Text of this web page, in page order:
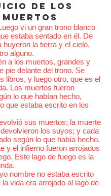
de los
muertos
vi un gran trono blanco
estaba sentado en él. De
huyeron la tierra y el cielo,
alguno.
a los muertos, grandes y
pie delante del trono. Se
libros, y luego otro, que es el
Los muertos fueron
lo que habían hecho,
que estaba escrito en los
sus muertos; la muerte
los suyos; y cada
según lo que había hecho.
y el infierno fueron arrojados
Este lago de fuego es la
nombre no estaba escrito
la vida era arrojado al lago de